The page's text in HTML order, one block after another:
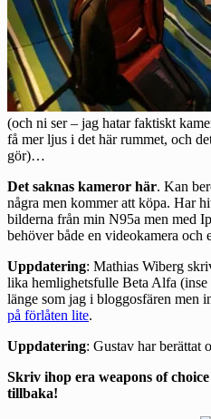
(och ni ser – jag hatar faktiskt
få mer ljus i det här rummet, och
gör)…
Det saknas kameror här. Kan
några men kommer att köpa. Har
bilderna från min N95a men med
behöver både en videokamera och
Uppdatering: Mathias Wiberg
lika hemlighetsfulle Beta Alfa
länge som jag i bloggosfären men
på förlåten lite.
Uppdatering: Gustav harberättat
Skriv ihop era weapons of
tillbaka!